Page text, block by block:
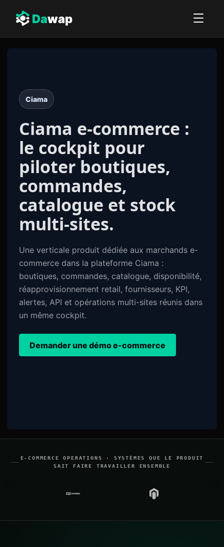
Dawap
Ciama
Ciama e-commerce :
le cockpit pour
piloter boutiques,
commandes,
catalogue et stock
multi-sites.
Une verticale produit dédiée aux marchands e-
commerce dans la plateforme Ciama :
boutiques, commandes, catalogue, disponibilité,
réapprovisionnement retail, fournisseurs, KPI,
alertes, API et opérations multi-sites réunis dans
un même cockpit.
Demander une démo e-commerce
E-COMMERCE OPERATIONS · SYSTÈMES QUE LE PRODUIT
SAIT FAIRE TRAVAILLER ENSEMBLE